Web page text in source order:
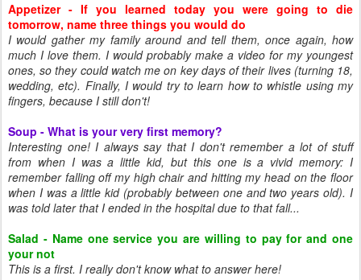
Appetizer - If you learned today you were going to die
tomorrow, name three things you would do
I would gather my family around and tell them, once again, how
much I love them. I would probably make a video for my youngest
ones, so they could watch me on key days of their lives (turning 18,
wedding, etc). Finally, I would try to learn how to whistle using my
fingers, because I still don't!
Soup - What is your very first memory?
Interesting one! I always say that I don't remember a lot of stuff
from when I was a little kid, but this one is a vivid memory: I
remember falling off my high chair and hitting my head on the floor
when I was a little kid (probably between one and two years old). I
was told later that I ended in the hospital due to that fall...
Salad - Name one service you are willing to pay for and one
your not
This is a first. I really don't know what to answer here!